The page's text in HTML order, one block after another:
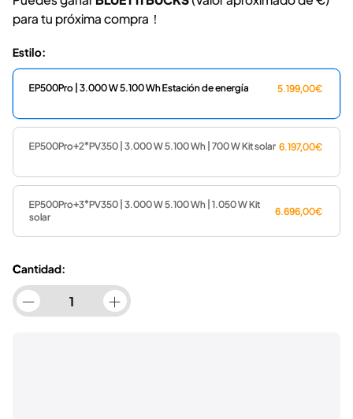
siempre encendido
App control remoto
Pantalla táctil inteligente
Haz clic aquí para saber más información >>
para tu próxima compra！
Estilo:
EP500Pro | 3.000 W 5.100 Wh Estación de energía 5.199,00€
EP500Pro+2*PV350 | 3.000 W 5.100 Wh | 700 W Kit solar 6.197,00€
EP500Pro+3*PV350 | 3.000 W 5.100 Wh | 1.050 W Kit
solar
6.696,00€
Cantidad: